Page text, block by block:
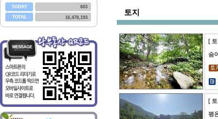
603
16,478,193
토지
[
숨
[
평